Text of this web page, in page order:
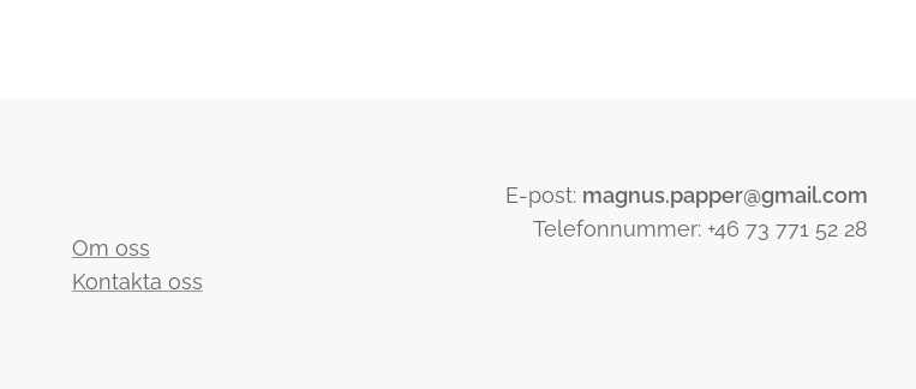
Om oss
Kontakta oss
E-post: magnus.papper@gmail.com
Telefonnummer: +46 73 771 52 28